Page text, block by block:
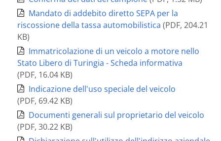
Mandato di addebito diretto SEPA per la
riscossione della tassa automobilistica (PDF, 204.21
KB)
Immatricolazione di un veicolo a motore nello
Stato Libero di Turingia - Scheda informativa
(PDF, 16.04 KB)
Indicazione dell'uso speciale del veicolo
(PDF, 69.42 KB)
Documenti generali sul proprietario del veicolo
(PDF, 30.22 KB)